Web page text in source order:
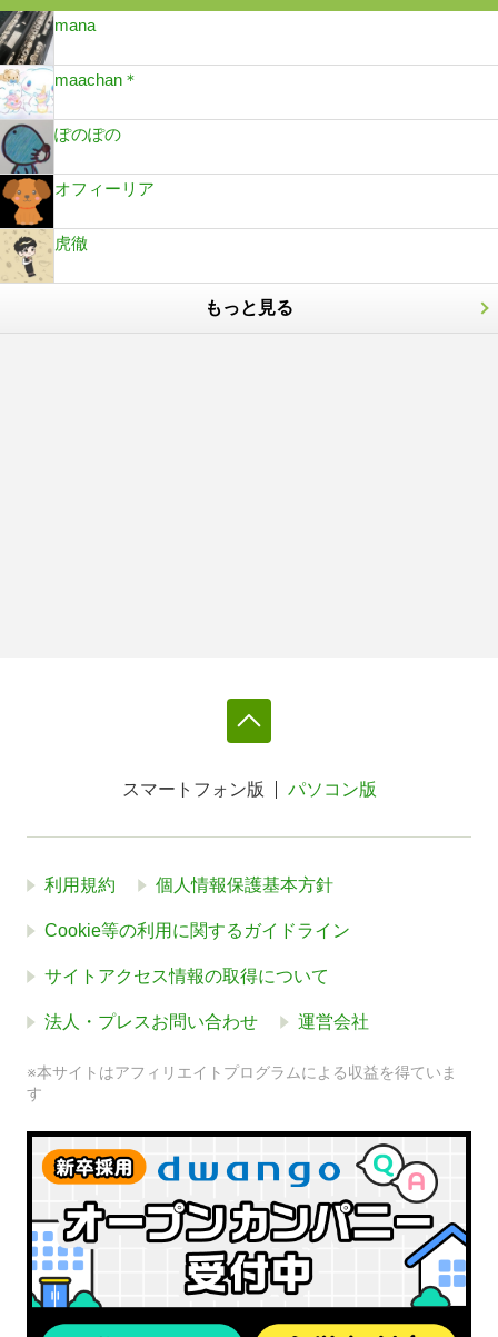
mana
maachan＊
ぽのぽの
オフィーリア
虎徹
もっと見る
スマートフォン版 パソコン版
利用規約 個人情報保護基本方針
Cookie等の利用に関するガイドライン
サイトアクセス情報の取得について
法人・プレスお問い合わせ 運営会社
※本サイトはアフィリエイトプログラムによる収益を得ていま
す